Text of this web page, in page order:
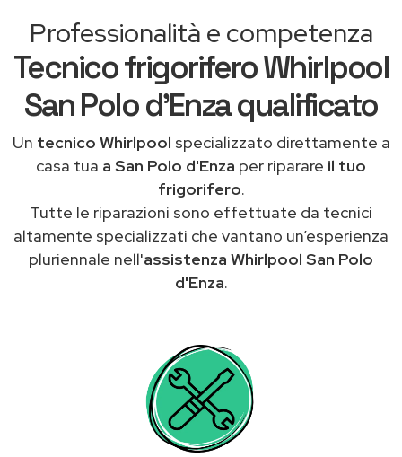
Professionalità e competenza
Tecnico frigorifero Whirlpool
San Polo d'Enza qualificato
Un tecnico Whirlpool specializzato direttamente a
casa tua a San Polo d'Enza per riparare il tuo
frigorifero.
Tutte le riparazioni sono effettuate da tecnici
altamente specializzati che vantano un’esperienza
pluriennale nell'assistenza Whirlpool San Polo
d'Enza.